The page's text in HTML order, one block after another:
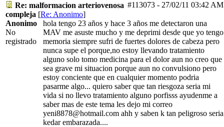
#113073 - 27/02/11 03:42 AM
Re: malformacion arteriovenosa
compleja [Re: Anonimo]
Anonimo
No
registrado
hola tengo 23 años y hace 3 años me detectaron una
MAV me asuste mucho y me deprimi desde que yo tengo
memoria siempre sufri de fuertes dolores de cabeza pero
nunca supe el porque,no estoy llevando tratamiento
alguno solo tomo medicina para el dolor aun no creo que
sea grave mi situacion porque aun no convulsiono pero
estoy conciente que en cualquier momento podria
pasarme algo... quiero saber que tan riesgoza seria mi
vida si no llevo tratamiento alguno porfisss ayudenme a
saber mas de este tema les dejo mi correo
yeni8878@hotmail.com ahh y saben k tan peligroso seria
kedar embarazada....